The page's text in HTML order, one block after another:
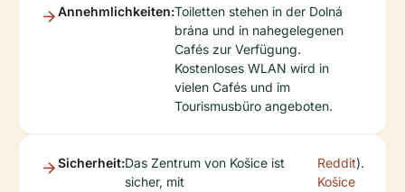
Annehmlichkeiten:Toiletten stehen in der Dolná
brána und in nahegelegenen
Cafés zur Verfügung.
Kostenloses WLAN wird in
vielen Cafés und im
Tourismusbüro angeboten.
Sicherheit:Das Zentrum von Košice ist
sicher, mit
Reddit
Košice
).